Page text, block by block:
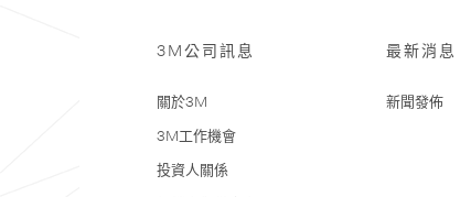
3M公司訊息
關於3M
3M工作機會
投資人關係
最新消息
新聞發佈